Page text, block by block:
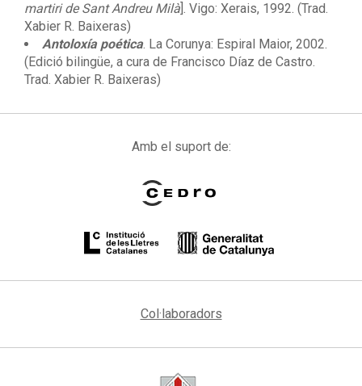
martiri de Sant Andreu Milà ]. Vigo: Xerais, 1992. (Trad.
Xabier R. Baixeras)
Antoloxía poética. La Corunya: Espiral Maior, 2002.
(Edició bilingüe, a cura de Francisco Díaz de Castro.
Trad. Xabier R. Baixeras)
Amb el suport de:
Col·laboradors